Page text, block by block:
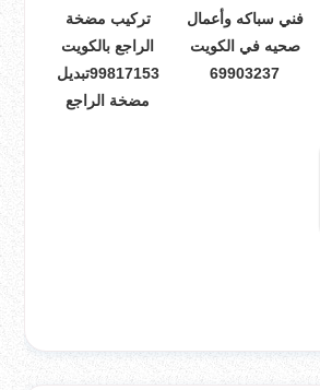
فني سباكه وأعمال
صحيه في الكويت
69903237
تركيب مضخة
الراجع بالكويت
99817153تبديل
مضخة الراجع